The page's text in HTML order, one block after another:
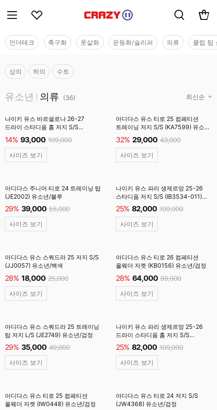
언더테크 축구화 풋살화 운동화/슬리퍼 의류 클럽 팀
상의 하의 수트
유소년 의류 (36)
나이키 유스 바르셀로나 26-27
드라이 스타디움 홈 저지 S/S
(II1624-683) 유소년/SOAR
14% 93,000 109,000
사이즈 보기
아디다스 유스 티로 25 컴페티션
트레이닝 저지 S/S (KA7599) 유소년/
검정
32% 29,000 43,000
사이즈 보기
아디다스 주니어 티로 24 트레이닝 탑
(JE2002) 유소년/블루
29% 39,000 55,000
사이즈 보기
나이키 유스 파리 생제르망 25-26
스타디움 저지 S/S (IB3534-011)
유소년/검정
25% 82,000 109,000
사이즈 보기
아디다스 유스 스쿼드라 25 저지 S/S
(JJ0057) 유소년/백색
28% 18,000 25,000
사이즈 보기
아디다스 유스 티로 26 컴페티션
올웨더 자켓 (KB0156) 유소년/검정
28% 64,000 89,000
사이즈 보기
아디다스 유스 스쿼드라 25 트레이닝
탑 저지 L/S (JE2749) 유소년/검정
29% 35,000 49,000
사이즈 보기
나이키 유스 파리 생제르망 25-26
드라이 스타디움 홈 저지 S/S
(HJ5293-411) 유소년/
미드나잇네이비
25% 82,000 109,000
사이즈 보기
아디다스 유스 티로 25 컴페티션
올웨더 자켓 (IW0448) 유소년/검정
아디다스 유스 티로 24 저지 S/S
(JW4368) 유소년/검정